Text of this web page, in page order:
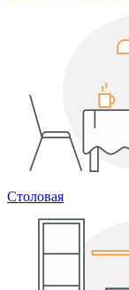
Столовая